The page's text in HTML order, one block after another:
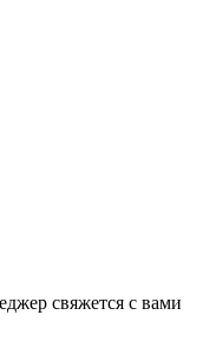
свяжется с вами